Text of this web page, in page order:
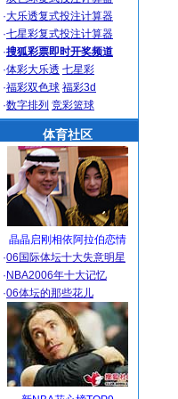
·大乐透复式投注计算器
·七星彩复式投注计算器
·搜狐彩票即时开奖频道
·体彩大乐透 七星彩
·福彩双色球 福彩3d
·数字排列 竞彩篮球
体育社区
晶晶启刚相依阿拉伯恋情
·06国际体坛十大失意明星
· NBA2006年十大记忆
·06体坛的那些花儿